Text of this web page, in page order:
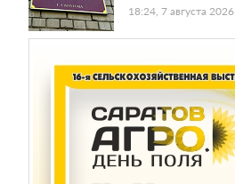
18:24, 7 августа 2026